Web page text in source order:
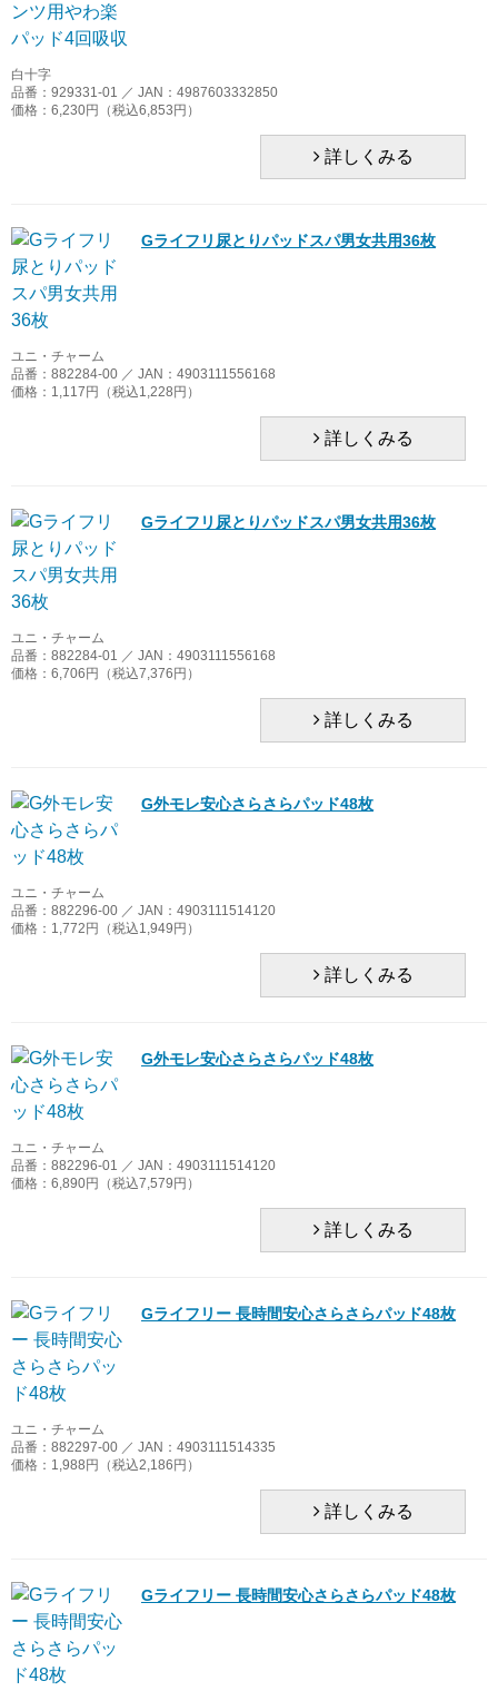
白十字
品番：929331-01 ／ JAN：4987603332850
価格：6,230円（税込6,853円）
詳しくみる
Gライフリ尿とりパッドスパ男女共用36枚
ユニ・チャーム
品番：882284-00 ／ JAN：4903111556168
価格：1,117円（税込1,228円）
詳しくみる
Gライフリ尿とりパッドスパ男女共用36枚
ユニ・チャーム
品番：882284-01 ／ JAN：4903111556168
価格：6,706円（税込7,376円）
詳しくみる
G外モレ安心さらさらパッド48枚
ユニ・チャーム
品番：882296-00 ／ JAN：4903111514120
価格：1,772円（税込1,949円）
詳しくみる
G外モレ安心さらさらパッド48枚
ユニ・チャーム
品番：882296-01 ／ JAN：4903111514120
価格：6,890円（税込7,579円）
詳しくみる
Gライフリー 長時間安心さらさらパッド48枚
ユニ・チャーム
品番：882297-00 ／ JAN：4903111514335
価格：1,988円（税込2,186円）
詳しくみる
Gライフリー 長時間安心さらさらパッド48枚